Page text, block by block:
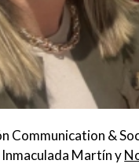
Communication &
Inmaculada Martín y